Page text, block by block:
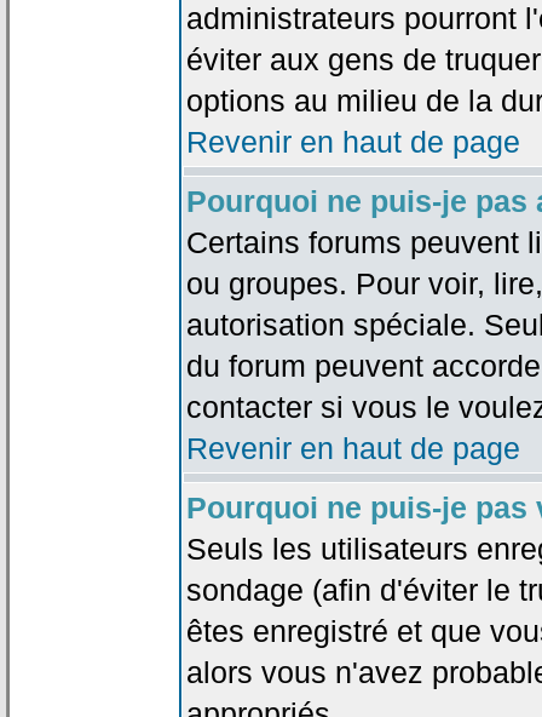
administrateurs pourront
éviter aux gens de
options au milieu de la
Revenir en haut de page
Pourquoi ne puis-je pas
Certains forums peuvent
ou groupes. Pour voir,
autorisation spéciale.
du forum peuvent
contacter si vous le
Revenir en haut de page
Pourquoi ne puis-je pas
Seuls les utilisateurs
sondage (afin d'éviter le
êtes enregistré et que
alors vous n'avez